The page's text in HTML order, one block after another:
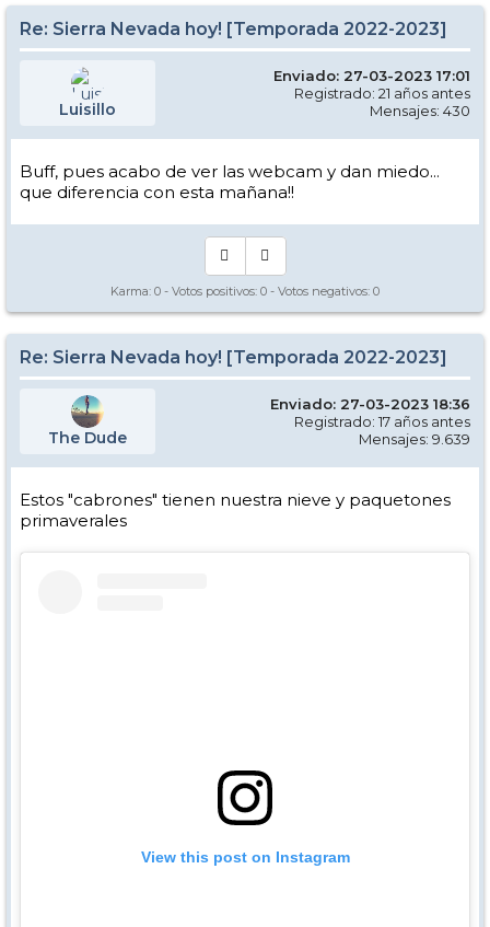
Re: Sierra Nevada hoy! [Temporada 2022-2023]
Luisillo
Enviado: 27-03-2023 17:01
Registrado: 21 años antes
Mensajes: 430
Buff, pues acabo de ver las webcam y dan miedo...
que diferencia con esta mañana!!
Karma: 0 - Votos positivos: 0 - Votos negativos: 0
Re: Sierra Nevada hoy! [Temporada 2022-2023]
The Dude
Enviado: 27-03-2023 18:36
Registrado: 17 años antes
Mensajes: 9.639
Estos "cabrones" tienen nuestra nieve y paquetones
primaverales
View this post on Instagram